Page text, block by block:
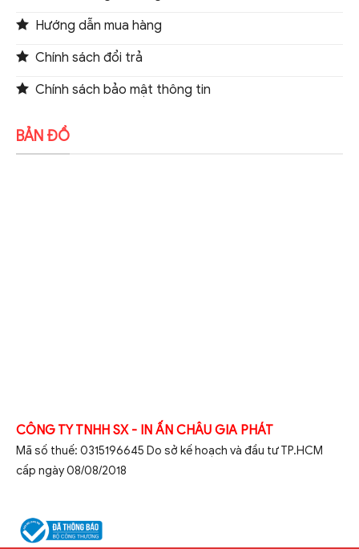
Hướng dẫn mua hàng
Chính sách đổi trả
Chính sách bảo mật thông tin
BẢN ĐỒ
CÔNG TY TNHH SX - IN ẤN CHÂU GIA PHÁT
Mã số thuế: 0315196645 Do sở kế hoạch và đầu tư TP.HCM
cấp ngày 08/08/2018